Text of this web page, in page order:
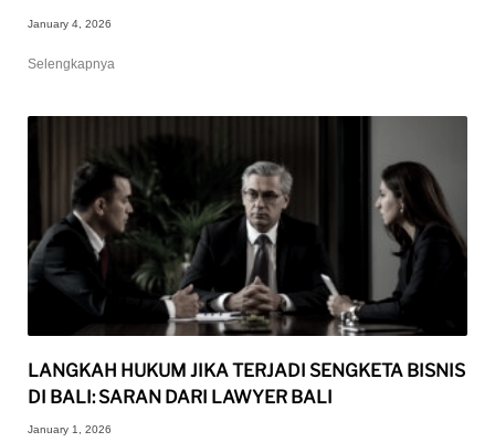
January 4, 2026
Selengkapnya
LANGKAH HUKUM JIKA TERJADI SENGKETA BISNIS
DI BALI: SARAN DARI LAWYER BALI
January 1, 2026